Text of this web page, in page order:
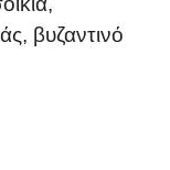
βυζαντινό